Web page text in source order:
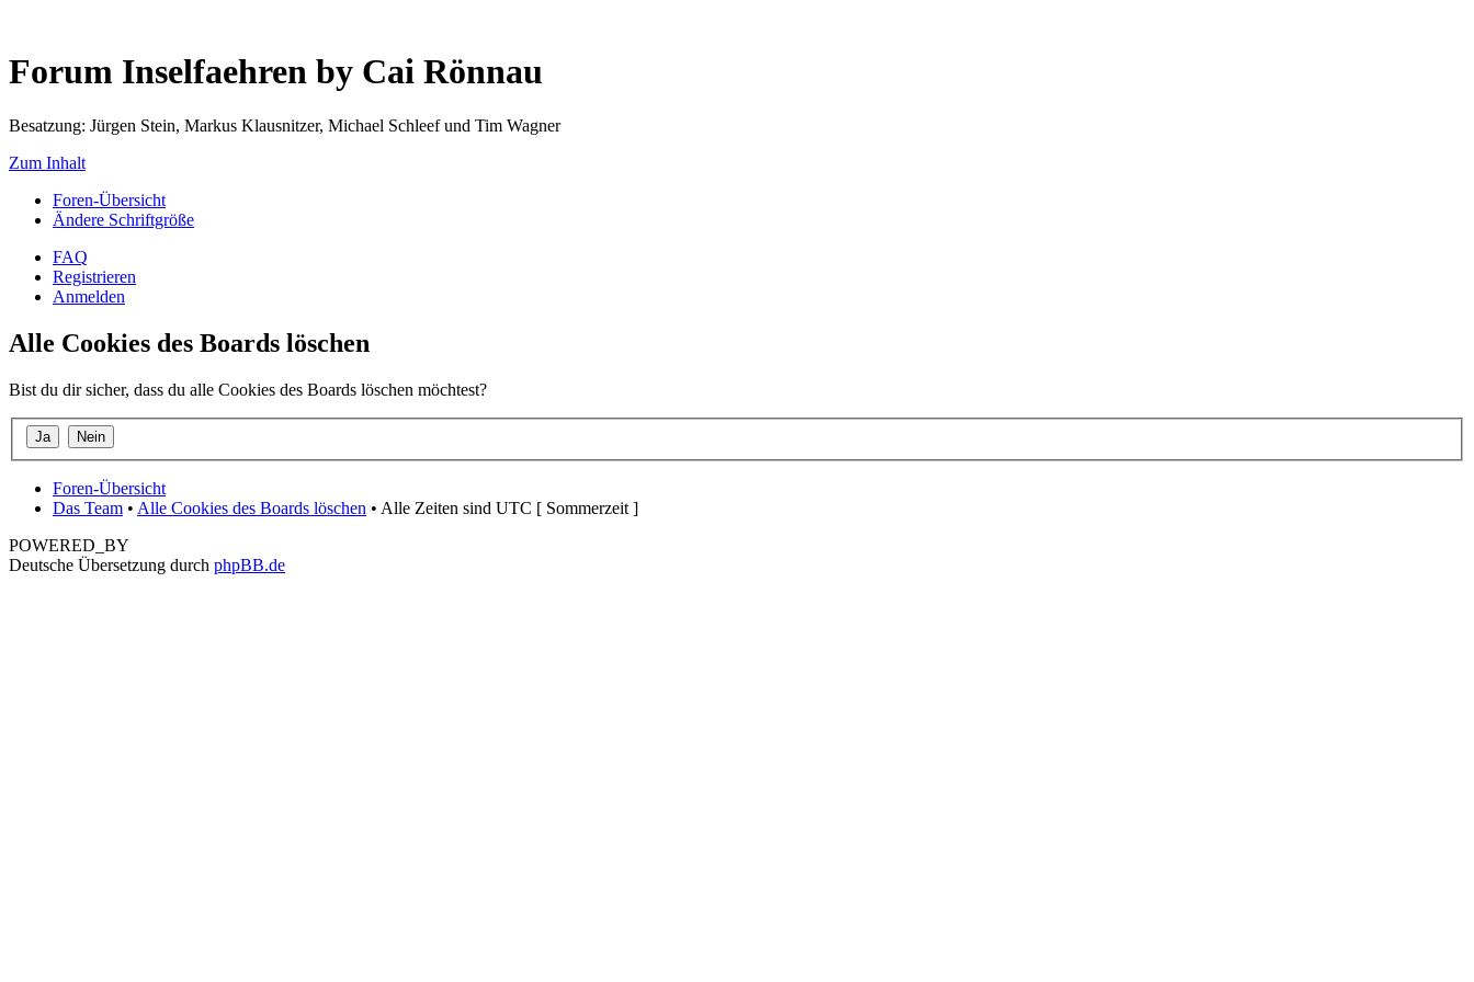
Forum Inselfaehren by Cai Rönnau
Besatzung: Jürgen Stein, Markus Klausnitzer, Michael Schleef und Tim Wagner
Zum Inhalt
Foren-Übersicht
Ändere Schriftgröße
FAQ
Registrieren
Anmelden
Alle Cookies des Boards löschen
Bist du dir sicher, dass du alle Cookies des Boards löschen möchtest?
Foren-Übersicht
Das Team • Alle Cookies des Boards löschen • Alle Zeiten sind UTC [ Sommerzeit ]
POWERED_BY
Deutsche Übersetzung durch phpBB.de